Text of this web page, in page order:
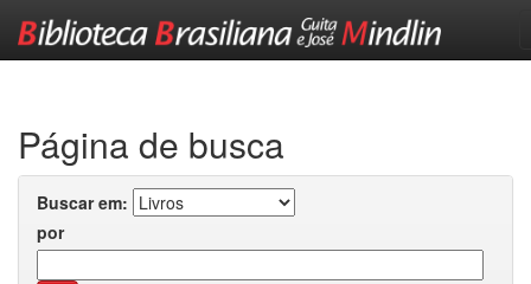
Página de busca
Buscar em:
por